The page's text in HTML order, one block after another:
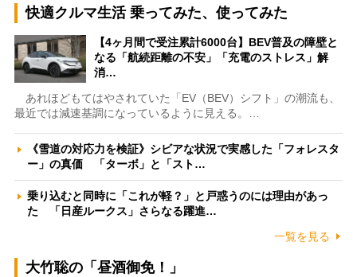
快適クルマ生活 乗ってみた、使ってみた
【4ヶ月間で受注累計6000台】BEV普及の障壁と
なる「航続距離の不安」「充電のストレス」解
消…
あれほどもてはやされていた「EV（BEV）シフト」の潮流も、
最近では減速基調になっているように見える。…
《雪道の対応力を検証》シビアな状況で実感した「フォレスタ
ー」の真価 「ターボ」と「スト…
乗り込むと同時に「これが軽？」と戸惑うのには理由があっ
た 「日産ルークス」さらなる躍進…
一覧を見る
大竹聡の「昼酒御免！」